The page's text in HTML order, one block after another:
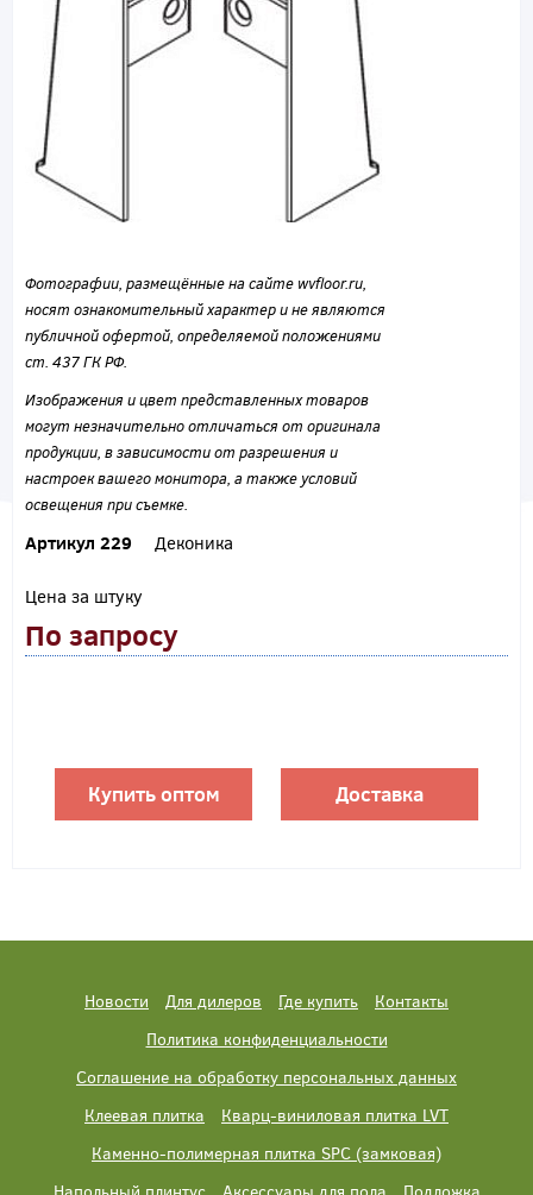
Фотографии, размещённые на сайте wvfloor.ru,
носят ознакомительный характер и не являются
публичной офертой, определяемой положениями
ст. 437 ГК РФ.
Изображения и цвет представленных товаров
могут незначительно отличаться от оригинала
продукции, в зависимости от разрешения и
настроек вашего монитора, а также условий
освещения при съемке.
Артикул 229 Деконика
Цена за штуку
По запросу
Купить оптом Доставка
Новости Для дилеров Где купить
Контакты
Политика конфиденциальности
Соглашение на обработку персональных данных
Клеевая плитка
Кварц-виниловая плитка LVT
Каменно-полимерная плитка SPC (замковая)